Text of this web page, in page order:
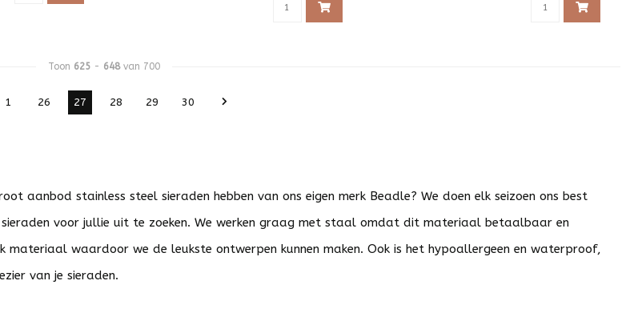
Toon 625 - 648van 700
1 26 27 28 29 30
aanbod stainless steel sieraden hebben van ons eigen merk Beadle? We doen elk seizoen ons best
voor jullie uit te zoeken. We werken graag met staal omdat dit materiaal betaalbaar en
materiaal waardoor we de leukste ontwerpen kunnen maken. Ook is het hypoallergeen en waterproof,
van je sieraden.